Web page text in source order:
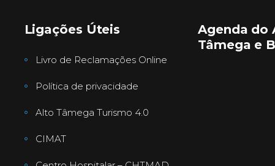
Ligações Úteis
Livro de Reclamações Online
Política de privacidade
Alto Tâmega Turismo 4.0
CIMAT
Agenda do
Tâmega e